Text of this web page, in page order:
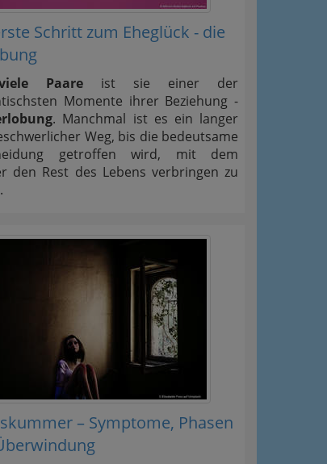
Schritt zum Eheglück - die
Paare ist sie einer der
Momente ihrer Beziehung -
. Manchmal ist es ein langer
Weg, bis die bedeutsame
getroffen wird, mit dem
den Rest des Lebens verbringen zu
– Symptome, Phasen